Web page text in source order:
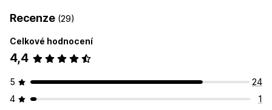
Recenze (29)
Celkové hodnocení
4,4
5
24
4
1